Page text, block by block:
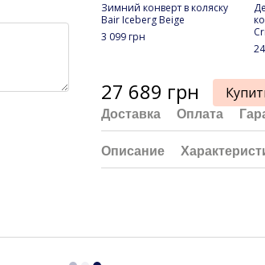
Зимний конверт в коляску
Bair Iceberg Beige
3 099 грн
27 689 грн
Доставка Оплата
Описание